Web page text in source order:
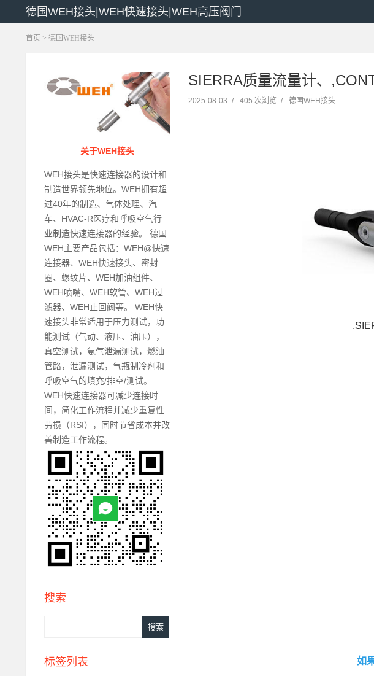
德国WEH接头|WEH快速接头|WEH高压阀门
首页 > 德国WEH接头
关于WEH接头
WEH接头是快速连接器的设计和
制造世界领先地位。WEH拥有超
过40年的制造、气体处理、汽
车、HVAC-R医疗和呼吸空气行
业制造快速连接器的经验。 德国
WEH主要产品包括：WEH@快速
连接器、WEH快速接头、密封
圈、螺纹片、WEH加油组件、
WEH喷嘴、WEH软管、WEH过
滤器、WEH止回阀等。 WEH快
速接头非常适用于压力测试，功
能测试（气动、液压、油压），
真空测试，氨气泄漏测试，燃油
管路，泄漏测试，气瓶制冷剂和
呼吸空气的填充/排空/测试。
WEH快速连接器可减少连接时
间，简化工作流程并减少重复性
劳损（RSI），同时节省成本并改
善制造工作流程。
搜索
标签列表
SIERRA质量流量计、
2025-08-03 / 405 次浏览 / 德国WEH接头
如